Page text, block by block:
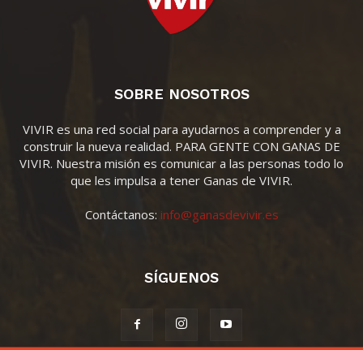
SOBRE NOSOTROS
VIVIR es una red social para ayudarnos a comprender y a
construir la nueva realidad. PARA GENTE CON GANAS DE
VIVIR. Nuestra misión es comunicar a las personas todo lo
que les impulsa a tener Ganas de VIVIR.
Contáctanos: info@ganasdevivir.es
SÍGUENOS